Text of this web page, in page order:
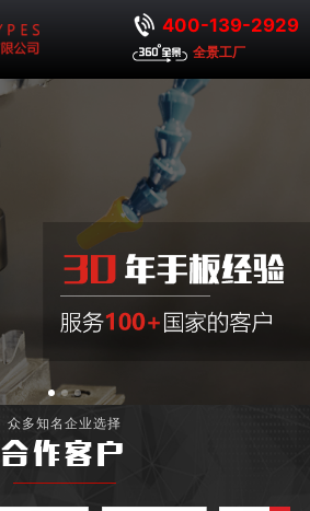
400-139-2929
全景工厂
众多知名企业选择
合作客户